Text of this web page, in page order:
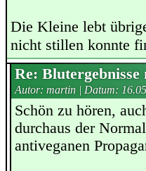
Die Kleine lebt
nicht stillen konnte
Re:
Autor: martin | Datum:
Schön zu hören,
durchaus der
antiveganen